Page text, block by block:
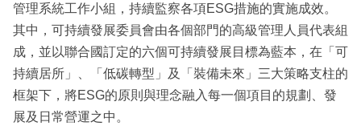
管理系統工作小組，持續監察各項ESG措施的實施成效。
其中，可持續發展委員會由各個部門的高級管理人員代表組
成，並以聯合國訂定的六個可持續發展目標為藍本，在「可
持續居所」、「低碳轉型」及「裝備未來」三大策略支柱的
框架下，將ESG的原則與理念融入每一個項目的規劃、發
展及日常營運之中。